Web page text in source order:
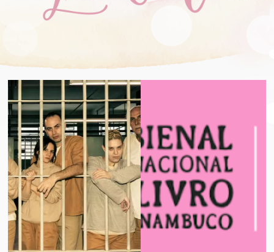
BIENAL INTERNACIONAL DO LIVRO
VER POST